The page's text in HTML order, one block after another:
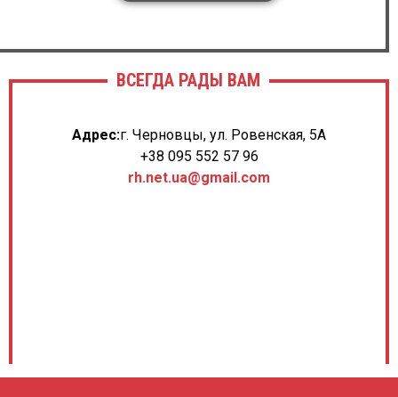
ВСЕГДА РАДЫ ВАМ
Адрес:г. Черновцы, ул. Ровенская, 5А
+38 095 552 57 96
rh.net.ua@gmail.com